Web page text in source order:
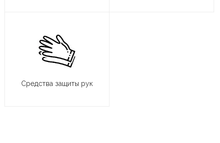
Средства защиты рук